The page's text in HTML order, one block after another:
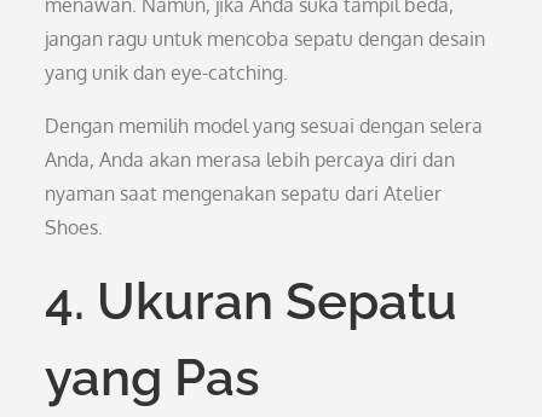
menawan. Namun, jika Anda suka tampil beda,
jangan ragu untuk mencoba sepatu dengan desain
yang unik dan eye-catching.
Dengan memilih model yang sesuai dengan selera
Anda, Anda akan merasa lebih percaya diri dan
nyaman saat mengenakan sepatu dari Atelier
Shoes.
4. Ukuran Sepatu
yang Pas